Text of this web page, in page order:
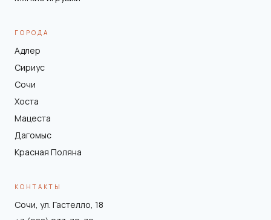
ГОРОДА
Адлер
Сириус
Сочи
Хоста
Мацеста
Дагомыс
Красная Поляна
КОНТАКТЫ
Сочи, ул. Гастелло, 18